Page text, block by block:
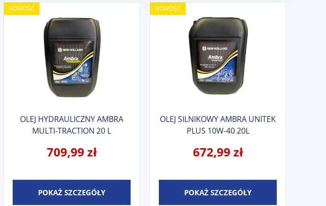
OLEJ HYDRAULICZNY AMBRA
MULTI-TRACTION 20 L
709,99 zł
POKAŻ SZCZEGÓŁY
NOWOŚĆ
OLEJ SILNIKOWY AMBRA UNITEK
PLUS 10W-40 20L
672,99 zł
POKAŻ SZCZEGÓŁY
NOWOŚĆ